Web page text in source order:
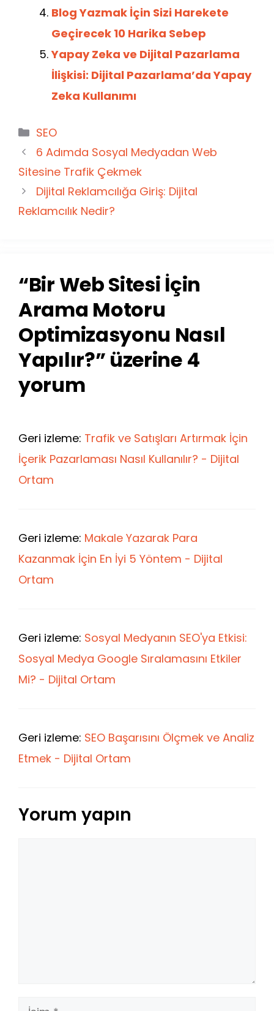
Blog Yazmak İçin Sizi Harekete
Geçirecek 10 Harika Sebep
Yapay Zeka ve Dijital Pazarlama
İlişkisi: Dijital Pazarlama’da Yapay
Zeka Kullanımı
Kategoriler
SEO
6 Adımda Sosyal Medyadan Web
Sitesine Trafik Çekmek
Dijital Reklamcılığa Giriş: Dijital
Reklamcılık Nedir?
“Bir Web Sitesi İçin
Arama Motoru
Optimizasyonu Nasıl
Yapılır?” üzerine 4
yorum
Geri izleme: Trafik ve Satışları Artırmak İçin
İçerik Pazarlaması Nasıl Kullanılır? - Dijital
Ortam
Geri izleme: Makale Yazarak Para
Kazanmak İçin En İyi 5 Yöntem - Dijital
Ortam
Geri izleme: Sosyal Medyanın SEO'ya Etkisi:
Sosyal Medya Google Sıralamasını Etkiler
Mi? - Dijital Ortam
Geri izleme: SEO Başarısını Ölçmek ve Analiz
Etmek - Dijital Ortam
Yorum yapın
İsim